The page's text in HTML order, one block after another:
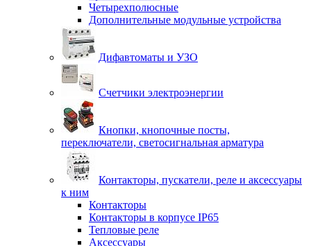
Четырехполюсные
Дополнительные модульные устройства
Дифавтоматы и УЗО
Счетчики электроэнергии
Кнопки, кнопочные посты,
переключатели, светосигнальная арматура
Контакторы, пускатели, реле и аксессуары
к ним
Контакторы
Контакторы в корпусе IP65
Тепловые реле
Аксессуары